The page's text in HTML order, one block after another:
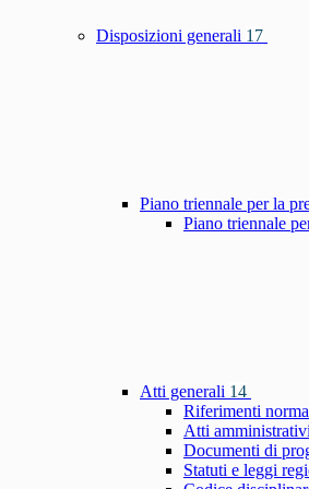
Disposizioni generali 17
Piano triennale per la
Piano triennale
Atti generali 14
Riferimenti
Atti
Documenti di
Statuti e leggi